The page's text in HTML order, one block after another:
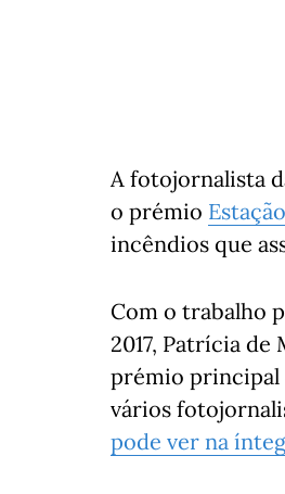
A fotojornalista
o prémio
incêndios que
Com o trabalho
2017, Patrícia
prémio principal
vários
pode ver na